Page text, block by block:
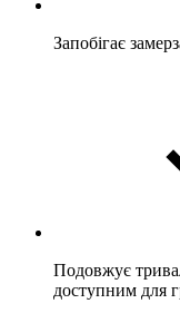
Запобігає
Подовжує
доступним для